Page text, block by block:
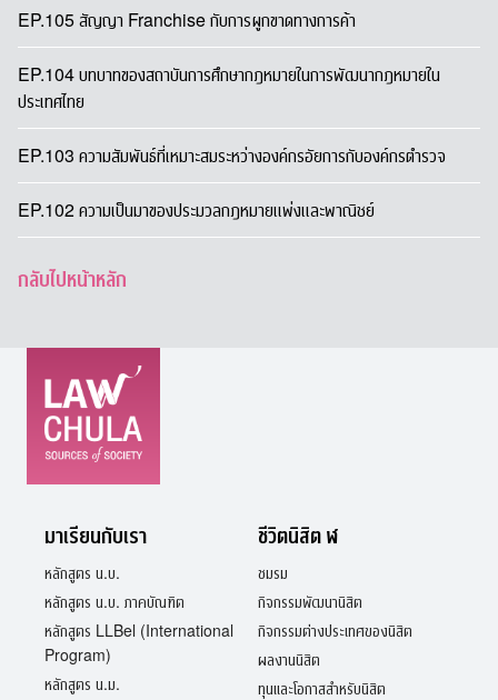
EP.105 สัญญา Franchise กับการผูกขาดทางการค้า
EP.104 บทบาทของสถาบันการศึกษากฎหมายในการพัฒนากฎหมายใน
ประเทศไทย
EP.103 ความสัมพันธ์ที่เหมาะสมระหว่างองค์กรอัยการกับองค์กรตำรวจ
EP.102 ความเป็นมาของประมวลกฎหมายแพ่งและพาณิชย์
กลับไปหน้าหลัก
มาเรียนกับเรา
หลักสูตร น.บ.
หลักสูตร น.บ. ภาคบัณฑิต
หลักสูตร LLBel (International
Program)
หลักสูตร น.ม.
ชีวิตนิสิต ฬ
ชมรม
กิจกรรมพัฒนานิสิต
กิจกรรมต่างประเทศของนิสิต
ผลงานนิสิต
ทุนและโอกาสสำหรับนิสิต